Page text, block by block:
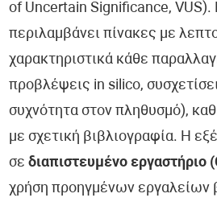
of Uncertain Significance,
περιλαμβάνει πίνακες με
χαρακτηριστικά κάθε
προβλέψεις in silico,
συχνότητα στον πληθυσμό),
με σχετική βιβλιογραφία. Η
σεδιαπιστευμένο εργαστήριο
χρήση προηγμένων εργαλείων